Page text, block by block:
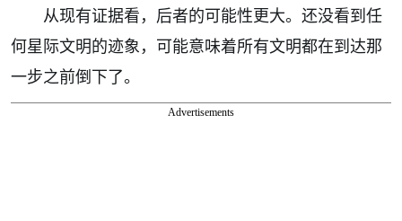
从现有证据看，后者的可能性更大。还没看到任
何星际文明的迹象，可能意味着所有文明都在到达那
一步之前倒下了。
Advertisements